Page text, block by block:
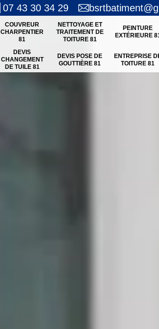
07 43 30 34 29
COUVREUR
CHARPENTIER
81
NETTOYAGE ET
TRAITEMENT DE
TOITURE 81
PEINTURE
EXTÉRIEURE
DEVIS
CHANGEMENT
DE TUILE 81
DEVIS POSE DE
GOUTTIÈRE 81
ENTREPRISE
TOITURE 81